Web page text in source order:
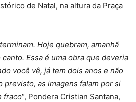
de Natal, na altura da Praça
Hoje quebram, amanhã
Essa é uma obra que deveria
você vê, já tem dois anos e não
previsto, as imagens falam por si
fraco“, Pondera Cristian Santana,